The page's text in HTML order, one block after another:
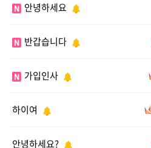
N 안녕하세요
N 반갑습니다
N 가입인사
하이여
안녕하세요?